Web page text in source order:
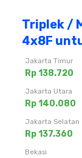
Triplek /
4x8F
Jakarta Timur
Rp 138.720
Jakarta Utara
Rp 140.080
Jakarta Selatan
Rp 137.360
Bekasi